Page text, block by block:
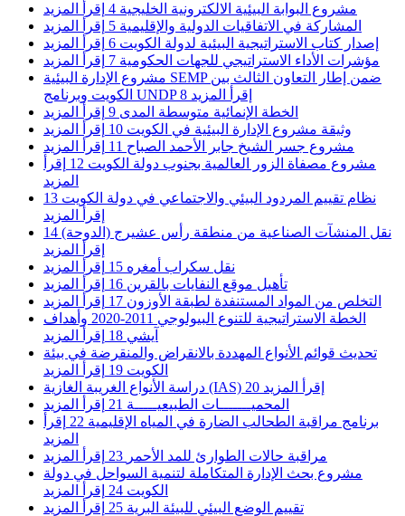
مشروع البوابة البيئية الالكترونية الخليجية 4 إقرأ المزيد
المشاركة في الاتفاقيات الدولية والإقليمية 5 إقرأ المزيد
إصدار كتاب الاستراتيجية البيئية لدولة الكويت 6 إقرأ المزيد
مؤشرات الأداء الاستراتيجي للجهات الحكومية 7 إقرأ المزيد
مشروع الإدارة البيئية SEMP ضمن إطار التعاون الثالث بين
الكويت وبرنامج UNDP8 إقرأ المزيد
الخطة الإنمائية متوسطة المدى 9 إقرأ المزيد
وثيقة مشروع الإدارة البيئية في الكويت 10 إقرأ المزيد
مشروع جسر الشيخ جابر الأحمد الصباح 11 إقرأ المزيد
مشروع مصفاة الزور العالمية بجنوب دولة الكويت 12 إقرأ
المزيد
نظام تقييم المردود البيئي والاجتماعي في دولة الكويت 13
إقرأ المزيد
نقل المنشآت الصناعية من منطقة رأس عشيرج (الدوحة) 14
إقرأ المزيد
نقل سكراب أمغره 15 إقرأ المزيد
تأهيل موقع النفايات بالقرين 16 إقرأ المزيد
التخلص من المواد المستنفدة لطبقة الأوزون 17 إقرأ المزيد
الخطة الاستراتيجية للتنوع البيولوجي 2011-2020 وأهداف
آيشي 18 إقرأ المزيد
تحديث قوائم الأنواع المهددة بالانقراض والمنقرضة في بيئة
الكويت 19 إقرأ المزيد
دراسة الأنواع الغريبة الغازية (IAS) 20 إقرأ المزيد
المحميـــــــات الطبيعيـــــة 21 إقرأ المزيد
برنامج مراقبة الطحالب الضارة في المياه الإقليمية 22 إقرأ
المزيد
مراقبة حالات الطوارئ للمد الأحمر 23 إقرأ المزيد
مشروع بحث الإدارة المتكاملة لتنمية السواحل في دولة
الكويت 24 إقرأ المزيد
تقييم الوضع البيئي للبيئة البرية 25 إقرأ المزيد